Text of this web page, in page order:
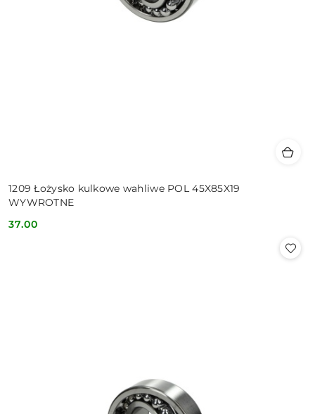
1209 Łożysko kulkowe wahliwe POL 45X85X19
WYWROTNE
Cena:
37.00